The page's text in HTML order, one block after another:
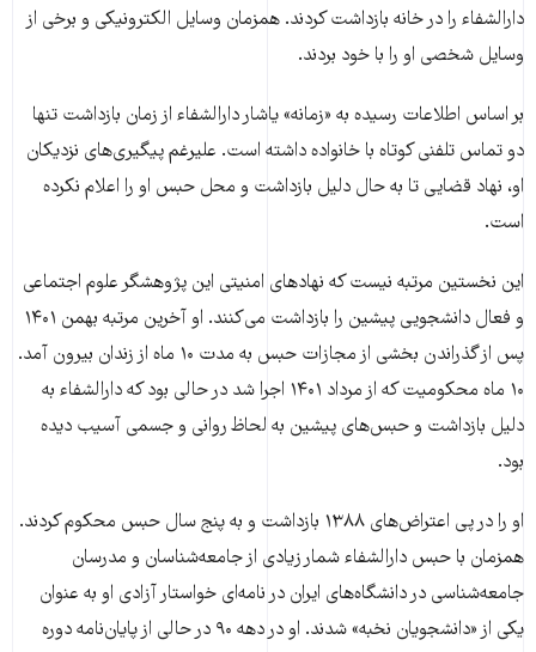
دارالشفاء را در خانه بازداشت کردند. همزمان وسایل الکترونیکی و برخی از
وسایل شخصی او را با خود بردند.
بر اساس اطلاعات رسیده به «زمانه» یاشار دارالشفاء از زمان بازداشت تنها
دو تماس تلفنی کوتاه با خانواده داشته است. علیرغم پیگیری‌های نزدیکان
او، نهاد قضایی تا به حال دلیل بازداشت و محل حبس او را اعلام نکرده
است.
این نخستین مرتبه نیست که نهادهای امنیتی این پژوهشگر علوم اجتماعی
و فعال دانشجویی پیشین را بازداشت می‌کنند. او آخرین مرتبه بهمن ۱۴۰۱
پس از گذراندن بخشی از مجازات حبس به مدت ۱۰ ماه از زندان بیرون آمد.
۱۰ ماه محکومیت که از مرداد ۱۴۰۱ اجرا شد در حالی بود که دارالشفاء به
دلیل بازداشت و حبس‌های پیشین به لحاظ روانی و جسمی آسیب دیده
بود.
او را در پی اعتراض‌های ۱۳۸۸ بازداشت و به پنج سال حبس محکوم کردند.
همزمان با حبس دارالشفاء شمار زیادی از جامعه‌شناسان و مدرسان
جامعه‌شناسی در دانشگاه‌های ایران در نامه‌ای خواستار آزادی او به عنوان
یکی از «دانشجویان نخبه» شدند. او در دهه ۹۰ در حالی از پایان‌نامه دوره